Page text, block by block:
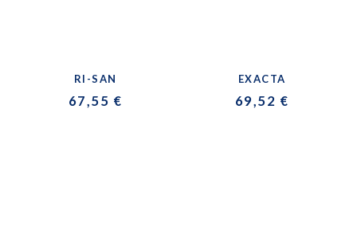
RI-SAN
67,55 €
EXACTA
69,52 €